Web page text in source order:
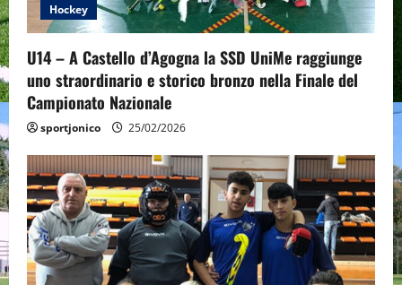
o
n
Hockey
U14 – A Castello d’Agogna la SSD UniMe raggiunge
uno straordinario e storico bronzo nella Finale del
Campionato Nazionale
sportjonico 25/02/2026